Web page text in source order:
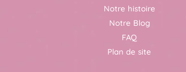
Notre histoire
Notre Blog
FAQ
Plan de site